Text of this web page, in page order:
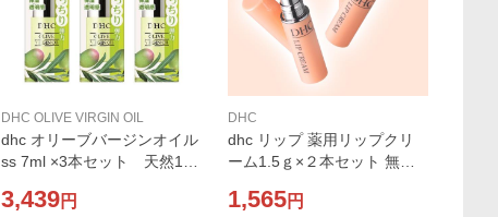
DHC OLIVE VIRGIN OIL
dhc オリーブバージンオイル
ss 7ml ×3本セット 天然10
植物性 美容保湿 親水性
3,439円
DHC
dhc リップ 薬用リップクリ
ーム1.5ｇ×２本セット 無香
1,565円